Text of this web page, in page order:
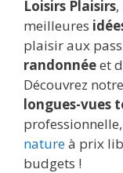
Loisirs Plaisirs
meilleures
plaisir aux
randonnéeet
Découvrez
longues-vues
natureà prix
budgets !